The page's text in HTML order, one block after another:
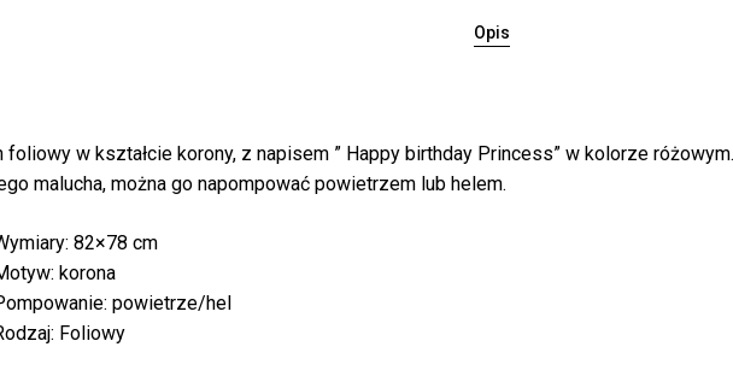
Brak
Opis
foliowy w kształcie korony, z napisem ” Happy birthday Princess” w kolorze
malucha, można go napompować powietrzem lub helem.
82×78 cm
korona
powietrze/hel
Foliowy